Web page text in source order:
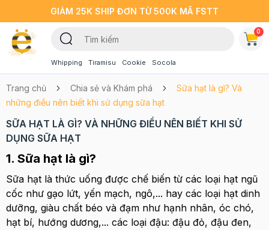
GIẢM 25K SHIP ĐƠN TỪ 500K MÃ FSTT
Whipping Tiramisu Cookie Socola
0
Trang chủ Chia sẻ và Khám phá
Sữa hạt là gì? Và
những điều nên biết khi sử dụng sữa hạt
SỮA HẠT LÀ GÌ? VÀ NHỮNG ĐIỀU NÊN BIẾT KHI SỬ
DỤNG SỮA HẠT
1. Sữa hạt là gì?
Sữa hạt là thức uống được chế biến từ các loại hạt ngũ
cốc như gạo lứt, yến mạch, ngô,... hay các loại hạt dinh
dưỡng, giàu chất béo và đạm như hạnh nhân, óc chó,
hạt bí, hướng dương,... các loại đậu: đậu đỏ, đậu đen,